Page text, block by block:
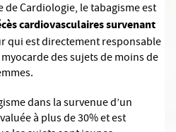
de Cardiologie, le tabagisme est
cardiovasculairessurvenant
qui est directement responsable
des sujets de moins de
dans la survenue d’un
à plus de 30% et est